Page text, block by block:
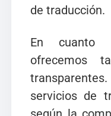
de traducción.
En cuanto
ofrecemos
servicios de